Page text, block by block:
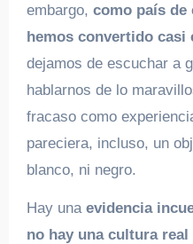
embargo, como país de
hemos convertido casi
dejamos de escuchar a
hablarnos de lo
fracaso como
pareciera, incluso, un
blanco, ni negro.
Hay una evidencia
no hay una cultura